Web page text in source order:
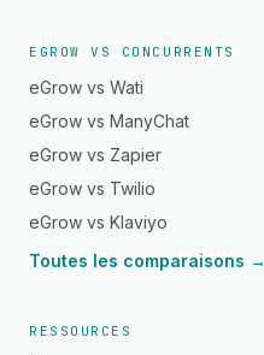
EGROW VS CONCURRENTS
eGrow vs Wati
eGrow vs ManyChat
eGrow vs Zapier
eGrow vs Twilio
eGrow vs Klaviyo
Toutes les comparaisons →
RESSOURCES